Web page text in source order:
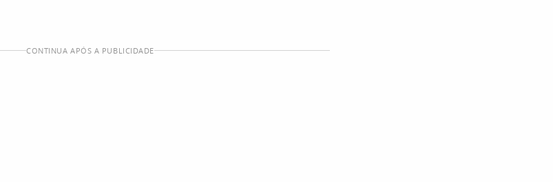
CONTINUA APÓS A PUBLICIDADE